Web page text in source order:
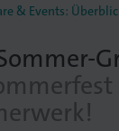
& Events: